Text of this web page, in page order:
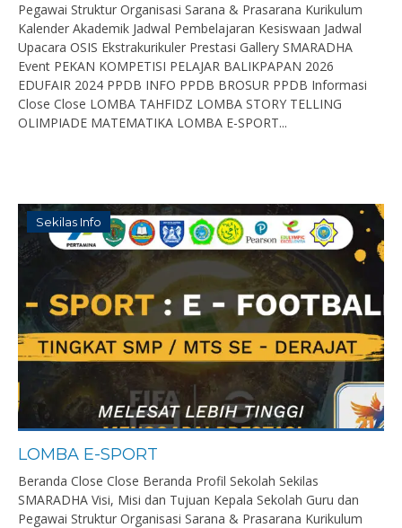
Pegawai Struktur Organisasi Sarana & Prasarana Kurikulum
Kalender Akademik Jadwal Pembelajaran Kesiswaan Jadwal
Upacara OSIS Ekstrakurikuler Prestasi Gallery SMARADHA
Event PEKAN KOMPETISI PELAJAR BALIKPAPAN 2026
EDUFAIR 2024 PPDB INFO PPDB BROSUR PPDB Informasi
Close Close LOMBA TAHFIDZ LOMBA STORY TELLING
OLIMPIADE MATEMATIKA LOMBA E-SPORT...
Sekilas Info
LOMBA E-SPORT
Beranda Close Close Beranda Profil Sekolah Sekilas
SMARADHA Visi, Misi dan Tujuan Kepala Sekolah Guru dan
Pegawai Struktur Organisasi Sarana & Prasarana Kurikulum